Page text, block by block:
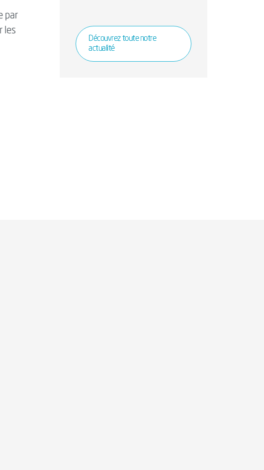
par
les
Découvrez toute notre
actualité